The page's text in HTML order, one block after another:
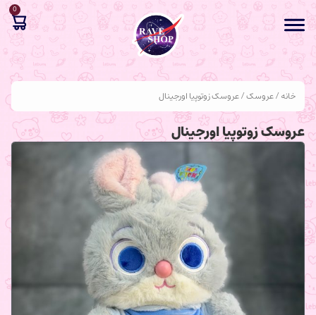
0
خانه/عروسک/ عروسک زوتوپیا اورجینال
عروسک زوتوپیا اورجینال